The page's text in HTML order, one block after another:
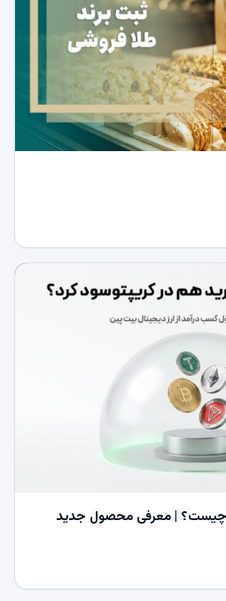
چیست؟ | معرفی محصول جدید